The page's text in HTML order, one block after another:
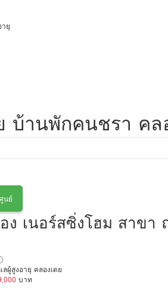
ยุ
านพักคนชรา คล
นย์
ง เนอร์สซิ่งโฮม สาข
ผู้สูงอายุ คลองเตย
บาท